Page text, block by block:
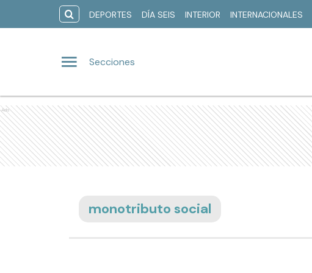
DEPORTES DÍA SEIS INTERIOR INTERNACIONALES
Secciones
Ads
monotributo social